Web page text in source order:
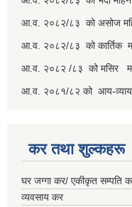
आ.व. २०८२/८३ को असोज
आ.व. २०८२/८३ को कार्तिक
आ.व. २०८२ /८३ को मसिर
आ.व. २०८१/८२ को आय-व्याय
कर तथा शुल्कहरू
घर जग्गा कर/ एकीकृत सम्पति
व्यवसाय कर